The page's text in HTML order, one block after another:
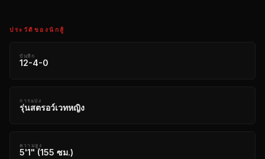
ประวัติของนักสู้
บันทึก
12-4-0
การแบ่ง
รุ่นสตรอว์เวทหญิง
ความสูง
5'1" (155 ซม.)